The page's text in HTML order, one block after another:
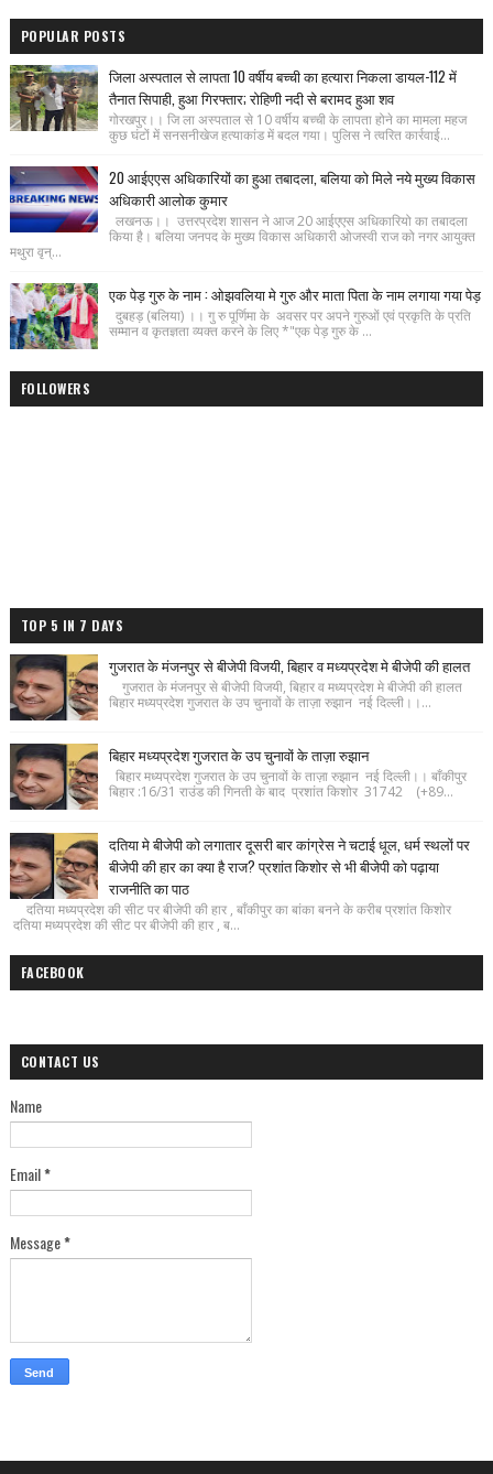
POPULAR POSTS
जिला अस्पताल से लापता 10 वर्षीय बच्ची का हत्यारा निकला डायल-112 में
तैनात सिपाही, हुआ गिरफ्तार; रोहिणी नदी से बरामद हुआ शव
गोरखपुर।। जि ला अस्पताल से 10 वर्षीय बच्ची के लापता होने का मामला महज
कुछ घंटों में सनसनीखेज हत्याकांड में बदल गया। पुलिस ने त्वरित कार्रवाई...
20 आईएएस अधिकारियों का हुआ तबादला, बलिया को मिले नये मुख्य विकास
अधिकारी आलोक कुमार
लखनऊ।। उत्तरप्रदेश शासन ने आज 20 आईएएस अधिकारियो का तबादला
किया है। बलिया जनपद के मुख्य विकास अधिकारी ओजस्वी राज को नगर आयुक्त
मथुरा वृन्...
एक पेड़ गुरु के नाम : ओझवलिया मे गुरु और माता पिता के नाम लगाया गया पेड़
दुबहड़ (बलिया) ।। गु रु पूर्णिमा के अवसर पर अपने गुरुओं एवं प्रकृति के प्रति
सम्मान व कृतज्ञता व्यक्त करने के लिए *"एक पेड़ गुरु के ...
FOLLOWERS
TOP 5 IN 7 DAYS
गुजरात के मंजनपुर से बीजेपी विजयी, बिहार व मध्यप्रदेश मे बीजेपी की हालत
गुजरात के मंजनपुर से बीजेपी विजयी, बिहार व मध्यप्रदेश मे बीजेपी की हालत
बिहार मध्यप्रदेश गुजरात के उप चुनावों के ताज़ा रुझान नई दिल्ली।।...
बिहार मध्यप्रदेश गुजरात के उप चुनावों के ताज़ा रुझान
बिहार मध्यप्रदेश गुजरात के उप चुनावों के ताज़ा रुझान नई दिल्ली।। बाँकीपुर
बिहार :16/31 राउंड की गिनती के बाद प्रशांत किशोर 31742 (+89...
दतिया मे बीजेपी को लगातार दूसरी बार कांग्रेस ने चटाई धूल, धर्म स्थलों पर
बीजेपी की हार का क्या है राज? प्रशांत किशोर से भी बीजेपी को पढ़ाया
राजनीति का पाठ
दतिया मध्यप्रदेश की सीट पर बीजेपी की हार , बाँकीपुर का बांका बनने के करीब प्रशांत किशोर
दतिया मध्यप्रदेश की सीट पर बीजेपी की हार , ब...
FACEBOOK
CONTACT US
Name
Email*
Message*